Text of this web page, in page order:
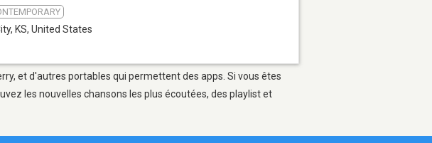
KS, United States
et d'autres portables qui permettent des apps. Si vous êtes
les nouvelles chansons les plus écoutées, des playlist et